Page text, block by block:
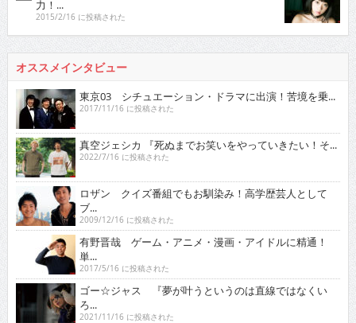
力！...
2015/2/16 に投稿された
オススメインタビュー
東京03 シチュエーション・ドラマに出演！苦境を乗...
2017/11/16 に投稿された
真空ジェシカ 『死ぬまでお笑いをやっていきたい！そ...
2022/7/16 に投稿された
ロザン クイズ番組でもお馴染み！高学歴芸人として
ブ...
2009/12/16 に投稿された
有野晋哉 ゲーム・アニメ・漫画・アイドルに精通！
単...
2017/5/16 に投稿された
ゴー☆ジャス 『夢が叶うというのは直線ではなくい
ろ...
2021/11/16 に投稿された